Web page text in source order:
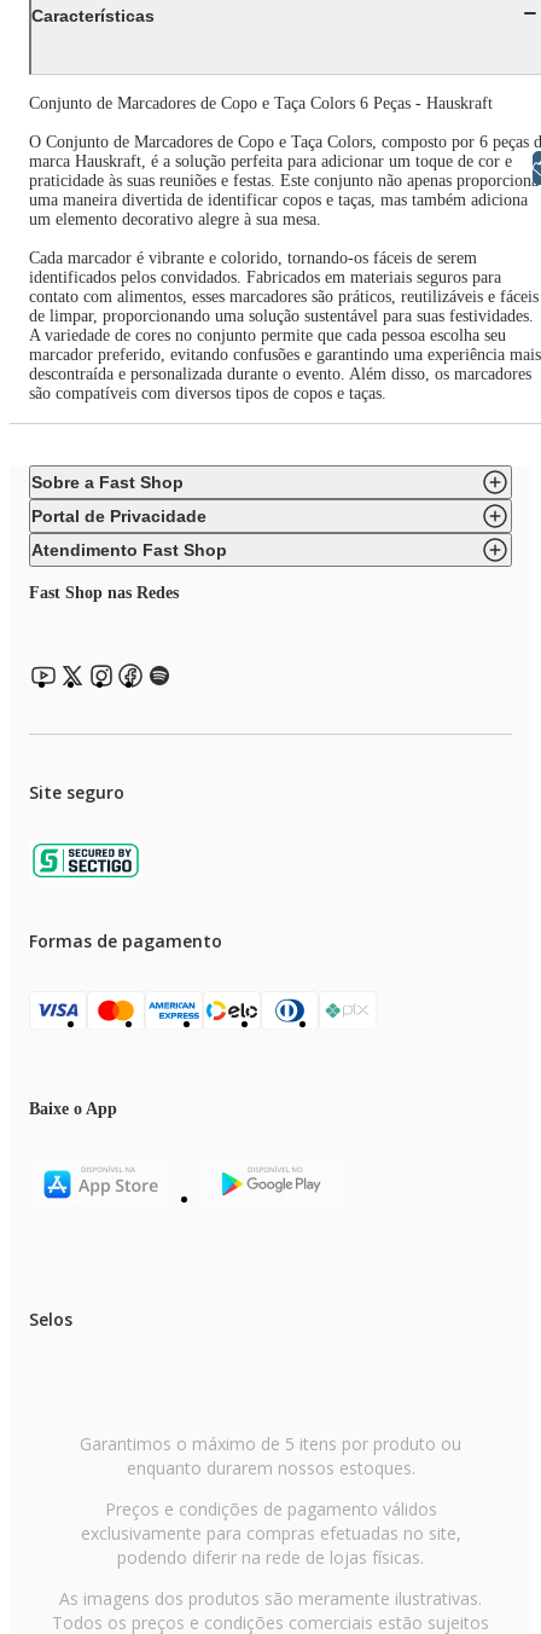
Características
Conjunto de Marcadores de Copo e Taça Colors 6 Peças - Hauskraft
O Conjunto de Marcadores de Copo e Taça Colors, composto por 6 peças
marca Hauskraft, é a solução perfeita para adicionar um toque de cor e
praticidade às suas reuniões e festas. Este conjunto não apenas proporciona
uma maneira divertida de identificar copos e taças, mas também adiciona
um elemento decorativo alegre à sua mesa.
Cada marcador é vibrante e colorido, tornando-os fáceis de serem
identificados pelos convidados. Fabricados em materiais seguros para
contato com alimentos, esses marcadores são práticos, reutilizáveis e fáceis
de limpar, proporcionando uma solução sustentável para suas festividades.
A variedade de cores no conjunto permite que cada pessoa escolha seu
marcador preferido, evitando confusões e garantindo uma experiência mais
descontraída e personalizada durante o evento. Além disso, os marcadores
são compatíveis com diversos tipos de copos e taças.
Sobre a Fast Shop
Portal de Privacidade
Atendimento Fast Shop
Fast Shop nas Redes
Site seguro
Formas de pagamento
Baixe o App
Selos
Garantimos o máximo de 5 itens por produto ou
enquanto durarem nossos estoques.
Preços e condições de pagamento válidos
exclusivamente para compras efetuadas no site,
podendo diferir na rede de lojas físicas.
As imagens dos produtos são meramente ilustrativas.
Todos os preços e condições comerciais estão sujeitos
Libras